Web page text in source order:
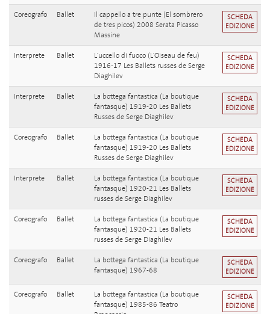
Coreografo Ballet
Il cappello a tre punte (El sombrero
de tres picos) 2008 Serata Picasso
Massine
SCHEDA
EDIZIONE
Interprete Ballet
L'uccello di fuoco (L'Oiseau de feu)
1916-17 Les Ballets russes de Serge
Diaghilev
SCHEDA
EDIZIONE
Interprete Ballet
La bottega fantastica (La boutique
fantasque) 1919-20 Les Ballets
Russes de Serge Diaghilev
SCHEDA
EDIZIONE
Coreografo Ballet
La bottega fantastica (La boutique
fantasque) 1919-20 Les Ballets
Russes de Serge Diaghilev
SCHEDA
EDIZIONE
Interprete Ballet
La bottega fantastica (La boutique
fantasque) 1920-21 Les Ballets
russes de Serge Diaghilev
SCHEDA
EDIZIONE
Coreografo Ballet
La bottega fantastica (La boutique
fantasque) 1920-21 Les Ballets
russes de Serge Diaghilev
SCHEDA
EDIZIONE
Coreografo Ballet
La bottega fantastica (La boutique
fantasque) 1967-68
SCHEDA
EDIZIONE
Coreografo Ballet
La bottega fantastica (La boutique
fantasque) 1985-86 Teatro
SCHEDA
EDIZIONE